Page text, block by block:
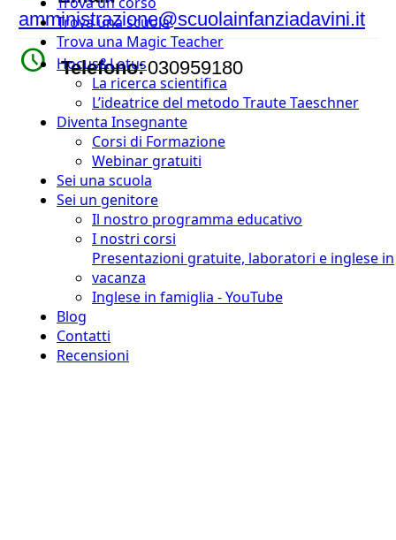
Trova una scuola
Trova una Magic Teacher
Hocus&Lotus
La ricerca scientifica
L’ideatrice del metodo Traute Taeschner
Diventa Insegnante
Corsi di Formazione
Webinar gratuiti
Sei una scuola
Sei un genitore
Il nostro programma educativo
I nostri corsi
Presentazioni gratuite, laboratori e inglese in
vacanza
Inglese in famiglia - YouTube
Blog
Contatti
Recensioni
amministrazione@scuolainfanziadavini.it
watch_later Telefono:030959180